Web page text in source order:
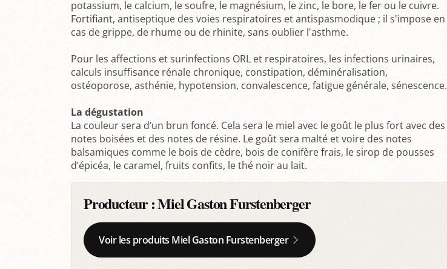
potassium, le calcium, le soufre, le magnésium, le zinc, le bore, le fer ou le cuivre.
Fortifiant, antiseptique des voies respiratoires et antispasmodique ; il s'impose en
cas de grippe, de rhume ou de rhinite, sans oublier l'asthme.
Pour les affections et surinfections ORL et respiratoires, les infections urinaires,
calculs insuffisance rénale chronique, constipation, déminéralisation,
ostéoporose, asthénie, hypotension, convalescence, fatigue générale, sénescence.
La dégustation
La couleur sera d’un brun foncé. Cela sera le miel avec le goût le plus fort avec des
notes boisées et des notes de résine. Le goût sera malté et voire des notes
balsamiques comme le bois de cèdre, bois de conifère frais, le sirop de pousses
d’épicéa, le caramel, fruits confits, le thé noir au lait.
Producteur :Miel Gaston Furstenberger
Voir les produits Miel Gaston Furstenberger